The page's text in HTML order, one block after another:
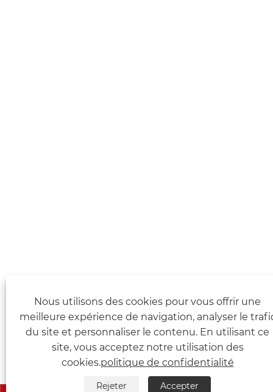
Nous utilisons des cookies pour vous offrir une
meilleure expérience de navigation, analyser le
du site et personnaliser le contenu. En utilisant ce
site, vous acceptez notre utilisation des
cookies.politique de confidentialité
Rejeter Accepter